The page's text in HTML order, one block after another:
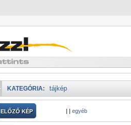
KATEGÓRIA: tájkép
ELŐZŐ KÉP | | egyéb